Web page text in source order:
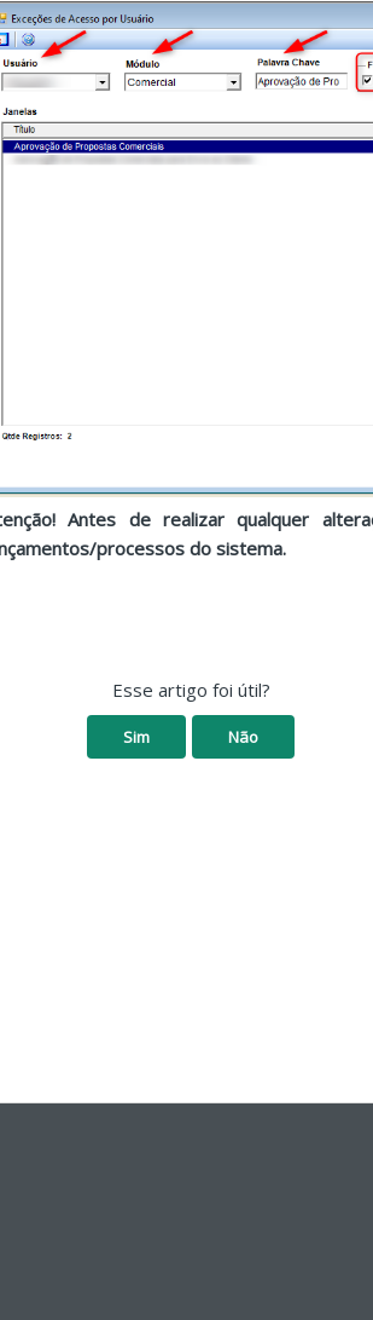
Antes de realizar qualquer
processos do sistema.
Esse artigo foi útil?
Sim Não